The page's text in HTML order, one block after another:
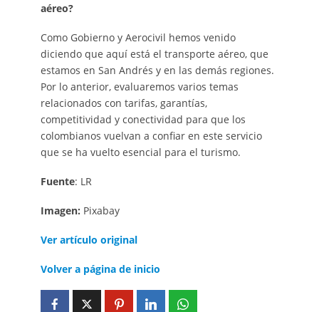
aéreo?
Como Gobierno y Aerocivil hemos venido
diciendo que aquí está el transporte aéreo, que
estamos en San Andrés y en las demás regiones.
Por lo anterior, evaluaremos varios temas
relacionados con tarifas, garantías,
competitividad y conectividad para que los
colombianos vuelvan a confiar en este servicio
que se ha vuelto esencial para el turismo.
Fuente: LR
Imagen: Pixabay
Ver artículo original
Volver a página de inicio